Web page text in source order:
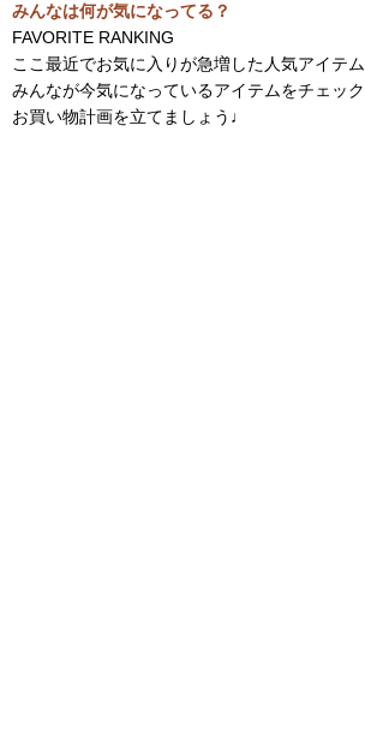
みんなは何が気になってる？
FAVORITE RANKING
ここ最近でお気に入りが急増した人気アイテム
みんなが今気になっているアイテムをチェッ
お買い物計画を立てましょう♩